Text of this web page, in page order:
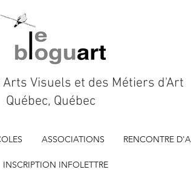
Visuels et des Métiers d'Art
Québec, Québec
ASSOCIATIONS RENCONTRE
INSCRIPTION INFOLETTRE